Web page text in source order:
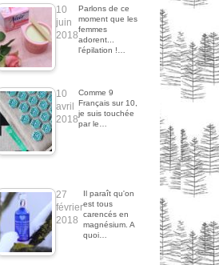
10
juin
2018
Parlons de ce
moment que les
femmes
adorent...
l'épilation !…
10
avril
2018
Comme 9
Français sur 10,
je suis touchée
par le…
27
février
2018
Il paraît qu'on
est tous
carencés en
magnésium. A
quoi…